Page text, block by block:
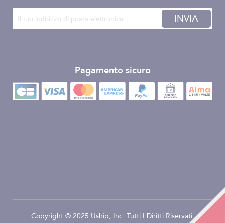
INVIA
Pagamento sicuro
Copyright © 2025 Uship, Inc. Tutti I Diritti Riservati.